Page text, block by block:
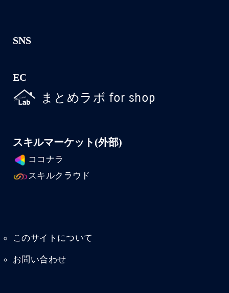
SNS
EC
まとめラボ for shop
スキルマーケット(外部)
ココナラ
スキルクラウド
このサイトについて
お問い合わせ